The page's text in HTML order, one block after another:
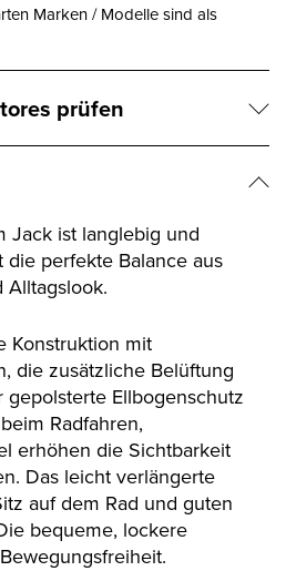
Marken / Modelle sind als
prüfen
Jack ist langlebig und
perfekte Balance aus
Konstruktion mit
die zusätzliche Belüftung
Ellbogenschutz
Radfahren,
erhöhen die Sichtbarkeit
Das leicht verlängerte
auf dem Rad und guten
bequeme, lockere